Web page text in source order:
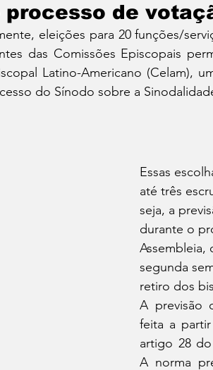
processo de
eleições para 20 funções/
das Comissões Episcopais
Latino-Americano (Celam),
do Sínodo sobre a
Essas
até três
seja, a
durante o
Assembleia,
segunda
retiro dos
A previsão
feita a
artigo 28
A norma